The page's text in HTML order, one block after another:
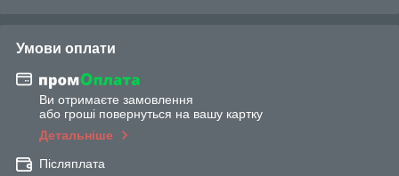
Умови оплати
Ви отримаєте замовлення
або гроші повернуться на вашу картку
Детальніше
Післяплата